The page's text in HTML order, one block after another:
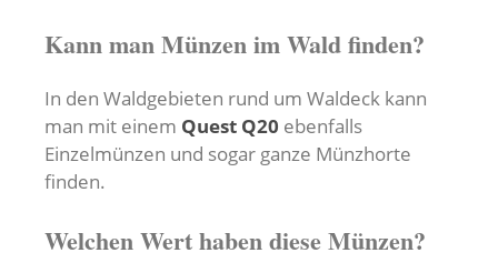
Kann man Münzen im Wald finden?
In den Waldgebieten rund um Waldeck kann
man mit einem Quest Q20 ebenfalls
Einzelmünzen und sogar ganze Münzhorte
finden.
Welchen Wert haben diese Münzen?